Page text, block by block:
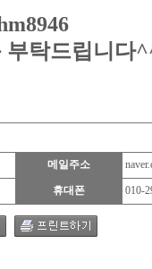
부탁드립니다
메일주소
휴대폰 010-